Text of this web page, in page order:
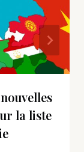
la liste